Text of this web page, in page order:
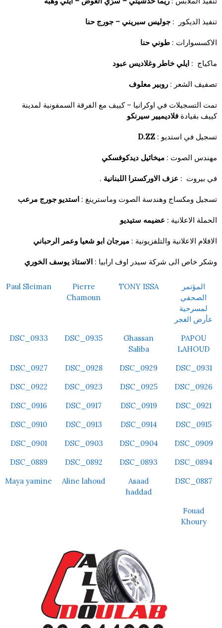
تنفيذ الديكور : جوليس سبريني – جورج حنا
الاكسسوارات : طوني حنا
ماكياج : ايلي خاطر وغلاديس عبود
تصفيف الشعر : روبير معلوف
تمت التسجيلات في اوكرانيا – كييف مع الفرقة السمفونية لمدينة
كييف بقيادة فلاديميير سيرنكو
تسجيل في استديو :
D.ZZ
مهندس الصوت : ميخائيل ديدكوفسكي
في بيروت : عزف الاوركسترا اللبنانية .
تسجيل ومكساج وهندسة الصوت وماسترينغ : استديو جورج مرعب
الحملة الاعلانية : عضيمه ستيديو
الافلام الاعلانية والتلفزيونية : ميرجان ابو شعيا وعمر الرحباني
وشكر خاص الى شركة سيدر اوف ارابيا : الاستاذ يوسف الخوري
المؤتمر
الصحفي
لمسرحية
عأرض الغجر
TONY ISSA
Pierre
Chamoun
Paul Sleiman
PAPOU
LAHOUD
Ghassan
Saliba
DSC_0935
DSC_0933
DSC_0931
DSC_0929
DSC_0928
DSC_0927
DSC_0926
DSC_0925
DSC_0923
DSC_0922
DSC_0921
DSC_0919
DSC_0917
DSC_0916
DSC_0915
DSC_0914
DSC_0913
DSC_0910
DSC_0909
DSC_0904
DSC_0903
DSC_0901
DSC_0894
DSC_0893
DSC_0892
DSC_0889
DSC_0887
Asaad
haddad
Aline lahoud
Maya yamine
Fouad
Khoury